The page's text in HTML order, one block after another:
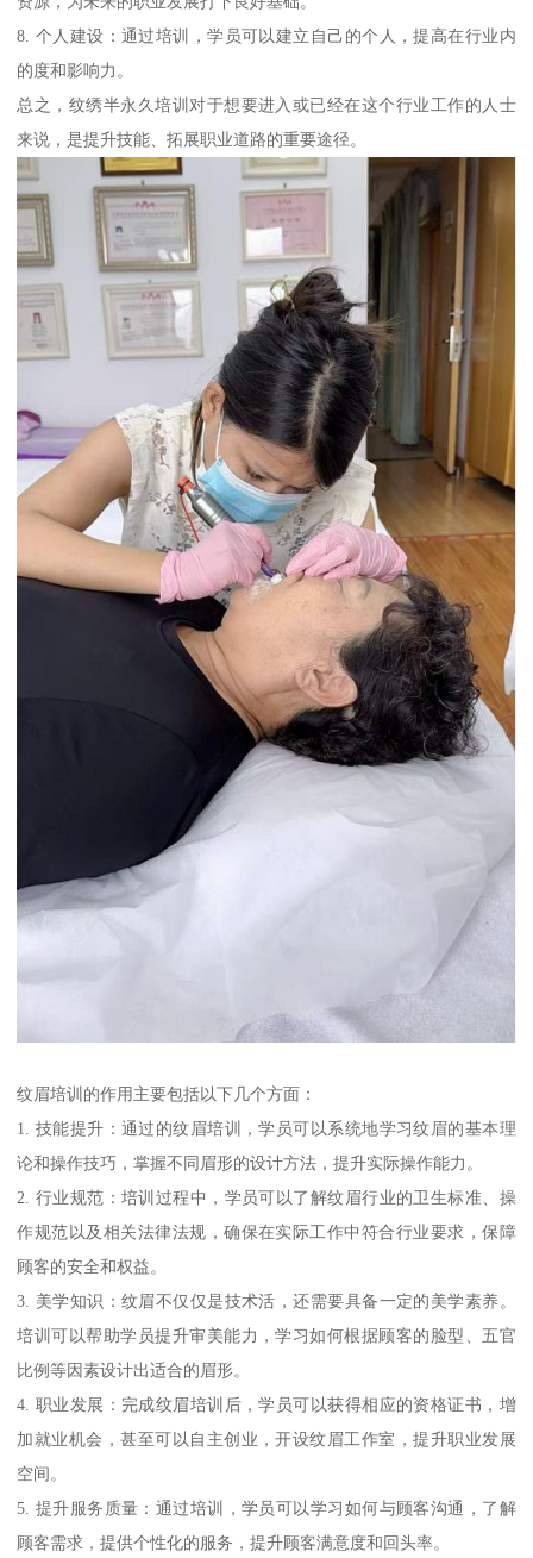
8. 个人建设：通过培训，学员可以建立自己的个人，提高在行业内
的度和影响力。
总之，纹绣半永久培训对于想要进入或已经在这个行业工作的人士
来说，是提升技能、拓展职业道路的重要途径。
纹眉培训的作用主要包括以下几个方面：
1. 技能提升：通过的纹眉培训，学员可以系统地学习纹眉的基本理
论和操作技巧，掌握不同眉形的设计方法，提升实际操作能力。
2. 行业规范：培训过程中，学员可以了解纹眉行业的卫生标准、操
作规范以及相关法律法规，确保在实际工作中符合行业要求，保障
顾客的安全和权益。
3. 美学知识：纹眉不仅仅是技术活，还需要具备一定的美学素养。
培训可以帮助学员提升审美能力，学习如何根据顾客的脸型、五官
比例等因素设计出适合的眉形。
4. 职业发展：完成纹眉培训后，学员可以获得相应的资格证书，增
加就业机会，甚至可以自主创业，开设纹眉工作室，提升职业发展
空间。
5. 提升服务质量：通过培训，学员可以学习如何与顾客沟通，了解
顾客需求，提供个性化的服务，提升顾客满意度和回头率。